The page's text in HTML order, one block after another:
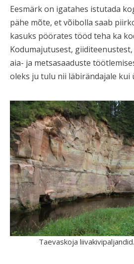
Eesmärk on igatahes istutada
pähe mõte, et võibolla saab
kasuks pöörates tööd teha ka
Kodumajutusest,
aia- ja metsasaaduste
oleks ju tulu nii läbirändajale kui
Taevaskoja